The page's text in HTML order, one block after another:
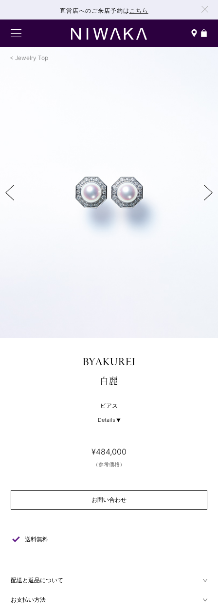
直営店へのご来店予約は こちら
Jewelry Top
BYAKUREI
白麗
ピアス
Details
¥484,000
（参考価格）
お問い合わせ
check 送料無料
配送と返品について
お支払い方法